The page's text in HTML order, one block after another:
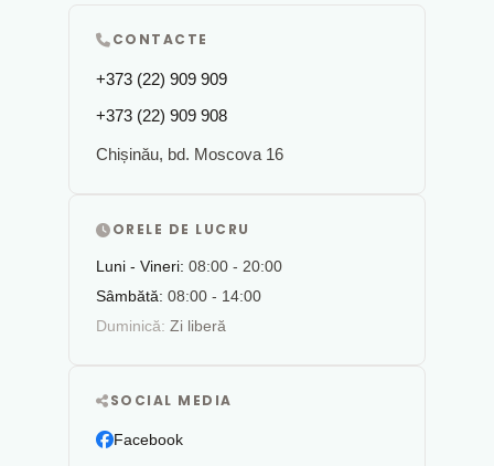
CONTACTE
+373 (22) 909 909
+373 (22) 909 908
Chișinău, bd. Moscova 16
ORELE DE LUCRU
Luni - Vineri: 08:00 - 20:00
Sâmbătă: 08:00 - 14:00
Duminică: Zi liberă
SOCIAL MEDIA
Facebook